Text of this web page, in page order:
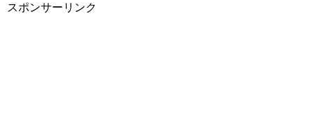
スポンサーリンク